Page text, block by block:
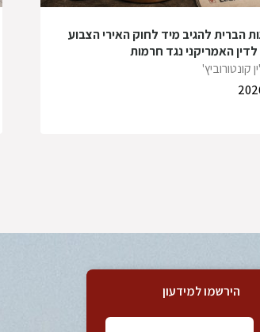
הברית להגיב מיד לחוק האירי הצבוע
האמריקני נגד חרמות
קונטורוביץ'
הירשמו למידעון